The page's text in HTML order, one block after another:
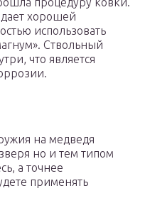
хорошей
использовать
Ствольный
что является
на медведя
но и тем типом
а точнее
применять